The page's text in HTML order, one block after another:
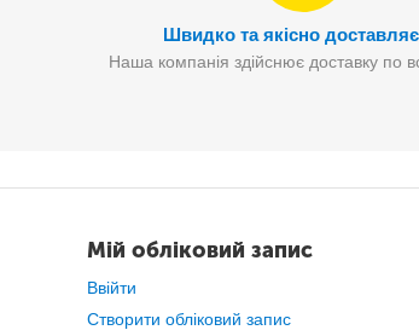
Швидко та якісно
Наша компанія здійснює доставку по
Мій обліковий запис
Ввійти
Створити обліковий запис